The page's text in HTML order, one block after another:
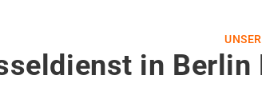
in Berlin